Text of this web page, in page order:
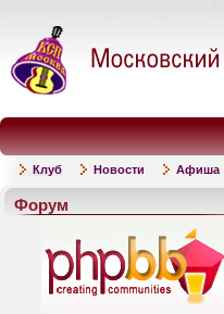
Клуб Новости Афиша
Форум